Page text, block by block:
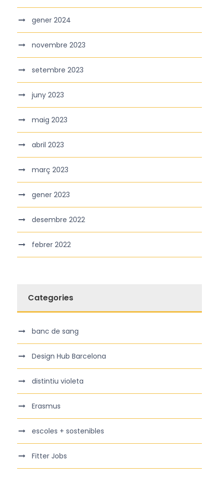
gener 2024
novembre 2023
setembre 2023
juny 2023
maig 2023
abril 2023
març 2023
gener 2023
desembre 2022
febrer 2022
Categories
banc de sang
Design Hub Barcelona
distintiu violeta
Erasmus
escoles + sostenibles
Fitter Jobs